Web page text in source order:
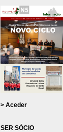
> Aceder
SER SÓCIO